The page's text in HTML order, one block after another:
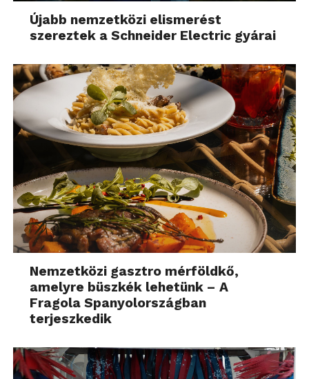
Újabb nemzetközi elismerést
szereztek a Schneider Electric gyárai
Nemzetközi gasztro mérföldkő,
amelyre büszkék lehetünk – A
Fragola Spanyolországban
terjeszkedik